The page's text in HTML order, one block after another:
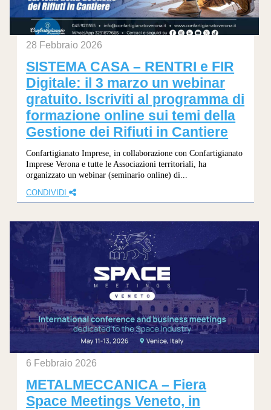
28 Febbraio 2026
SISTEMA CASA – RENTRI e FIR
Digitale: il 3 marzo un webinar
gratuito. Iscriviti al programma di
formazione online sui temi della
Gestione dei Rifiuti in Cantiere
Confartigianato Imprese, in collaborazione con Confartigianato
Imprese Verona e tutte le Associazioni territoriali, ha
organizzato un webinar (seminario online) di...
CONDIVIDI
6 Febbraio 2026
METALMECCANICA – Fiera
Space Meetings Veneto, in